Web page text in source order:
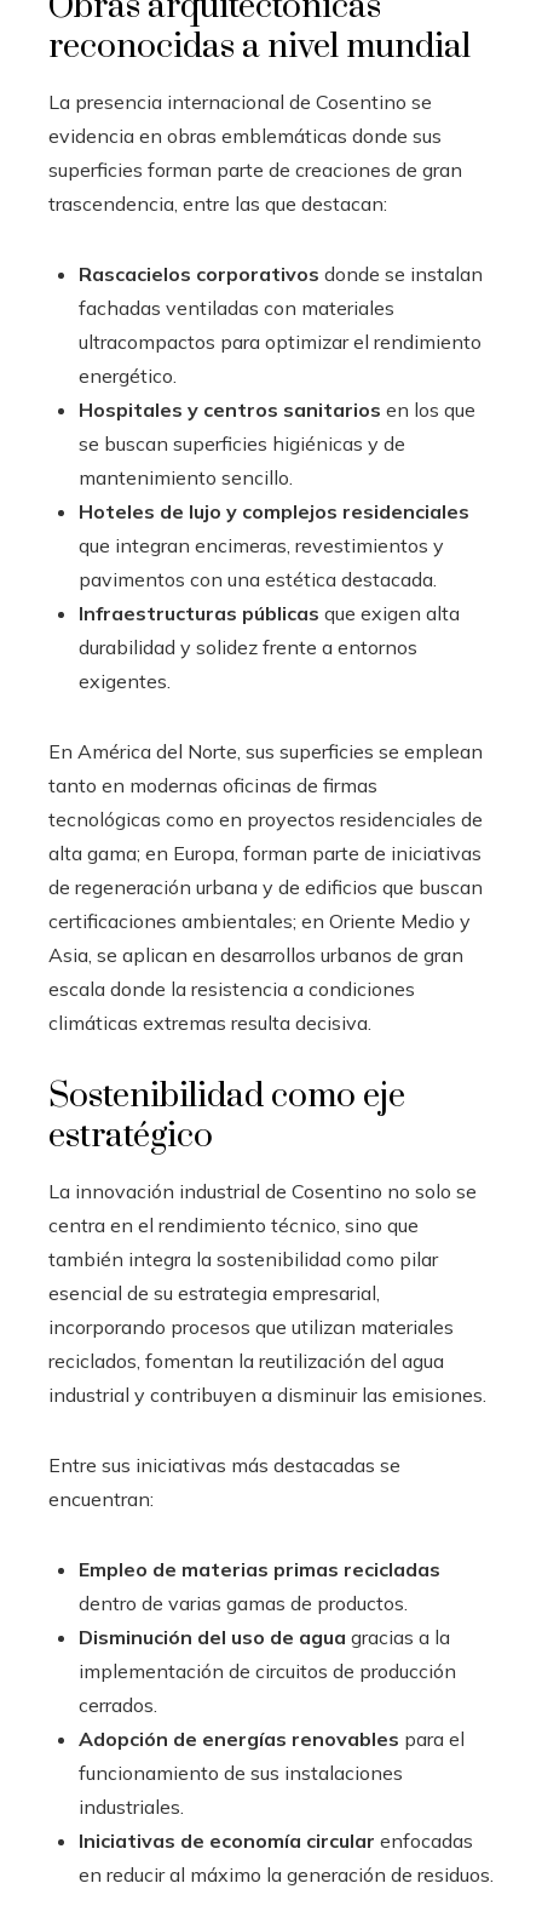
reconocidas a nivel mundial
La presencia internacional de Cosentino se
evidencia en obras emblemáticas donde sus
superficies forman parte de creaciones de gran
trascendencia, entre las que destacan:
Rascacielos corporativos donde se instalan
fachadas ventiladas con materiales
ultracompactos para optimizar el rendimiento
energético.
Hospitales y centros sanitarios en los que
se buscan superficies higiénicas y de
mantenimiento sencillo.
Hoteles de lujo y complejos residenciales
que integran encimeras, revestimientos y
pavimentos con una estética destacada.
Infraestructuras públicas que exigen alta
durabilidad y solidez frente a entornos
exigentes.
En América del Norte, sus superficies se emplean
tanto en modernas oficinas de firmas
tecnológicas como en proyectos residenciales de
alta gama; en Europa, forman parte de iniciativas
de regeneración urbana y de edificios que buscan
certificaciones ambientales; en Oriente Medio y
Asia, se aplican en desarrollos urbanos de gran
escala donde la resistencia a condiciones
climáticas extremas resulta decisiva.
Sostenibilidad como eje
estratégico
La innovación industrial de Cosentino no solo se
centra en el rendimiento técnico, sino que
también integra la sostenibilidad como pilar
esencial de su estrategia empresarial,
incorporando procesos que utilizan materiales
reciclados, fomentan la reutilización del agua
industrial y contribuyen a disminuir las emisiones.
Entre sus iniciativas más destacadas se
encuentran:
Empleo de materias primas recicladas
dentro de varias gamas de productos.
Disminución del uso de agua gracias a la
implementación de circuitos de producción
cerrados.
Adopción de energías renovables para el
funcionamiento de sus instalaciones
industriales.
Iniciativas de economía circular enfocadas
en reducir al máximo la generación de residuos.